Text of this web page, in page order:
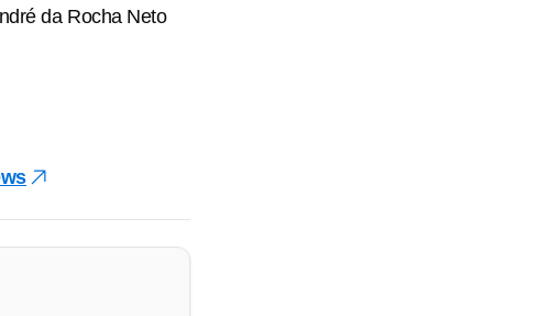
da Rocha Neto